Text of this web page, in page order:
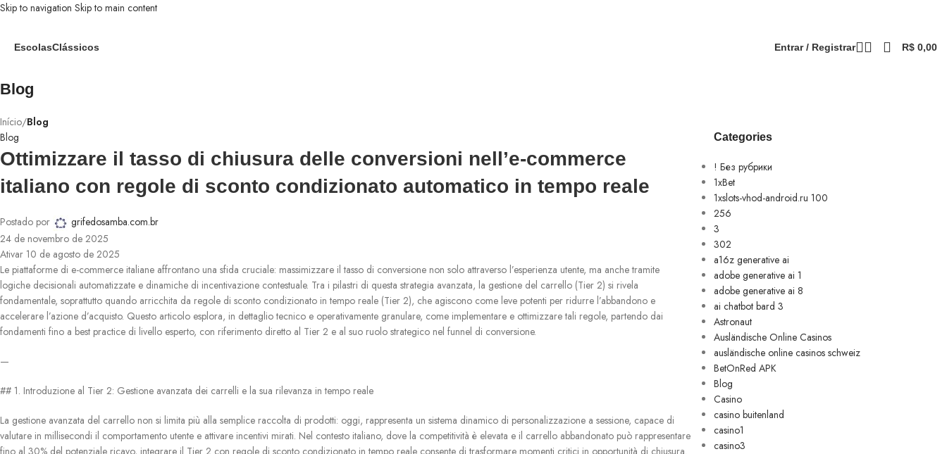
Skip to navigation Skip to main content
EscolasClássicos Entrar / Registrar R$ 0,00
Blog
Início/Blog
Blog
Ottimizzare il tasso di chiusura delle conversioni nell’e-commerce
italiano con regole di sconto condizionato automatico in tempo reale
Postado por
grifedosamba.com.br
24 de novembro de 2025
Ativar 10 de agosto de 2025
Le piattaforme di e-commerce italiane affrontano una sfida cruciale: massimizzare il tasso di conversione non solo attraverso l’esperienza utente, ma anche tramite
logiche decisionali automatizzate e dinamiche di incentivazione contestuale. Tra i pilastri di questa strategia avanzata, la gestione del carrello (Tier 2) si rivela
fondamentale, soprattutto quando arricchita da regole di sconto condizionato in tempo reale (Tier 2), che agiscono come leve potenti per ridurre l’abbandono e
accelerare l’azione d’acquisto. Questo articolo esplora, in dettaglio tecnico e operativamente granulare, come implementare e ottimizzare tali regole, partendo dai
fondamenti fino a best practice di livello esperto, con riferimento diretto al Tier 2 e al suo ruolo strategico nel funnel di conversione.
—
## 1. Introduzione al Tier 2: Gestione avanzata dei carrelli e la sua rilevanza in tempo reale
La gestione avanzata del carrello non si limita più alla semplice raccolta di prodotti: oggi, rappresenta un sistema dinamico di personalizzazione a sessione, capace di
valutare in millisecondi il comportamento utente e attivare incentivi mirati. Nel contesto italiano, dove la competitività è elevata e il carrello abbandonato può rappresentare
fino al 30% del potenziale ricavo, integrare il Tier 2 con regole di sconto condizionato in tempo reale consente di trasformare momenti critici in opportunità di chiusura.
Categories
! Без рубрики
1xBet
1xslots-vhod-android.ru 100
256
3
302
a16z generative ai
adobe generative ai 1
adobe generative ai 8
ai chatbot bard 3
Astronaut
Ausländische Online Casinos
ausländische online casinos schweiz
BetOnRed APK
Blog
Casino
casino buitenland
casino1
casino3